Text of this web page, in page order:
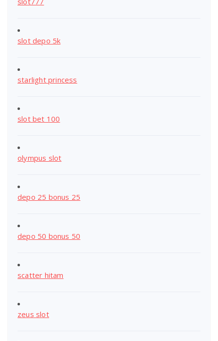
slot depo 5k
starlight princess
slot bet 100
olympus slot
depo 25 bonus 25
depo 50 bonus 50
scatter hitam
zeus slot